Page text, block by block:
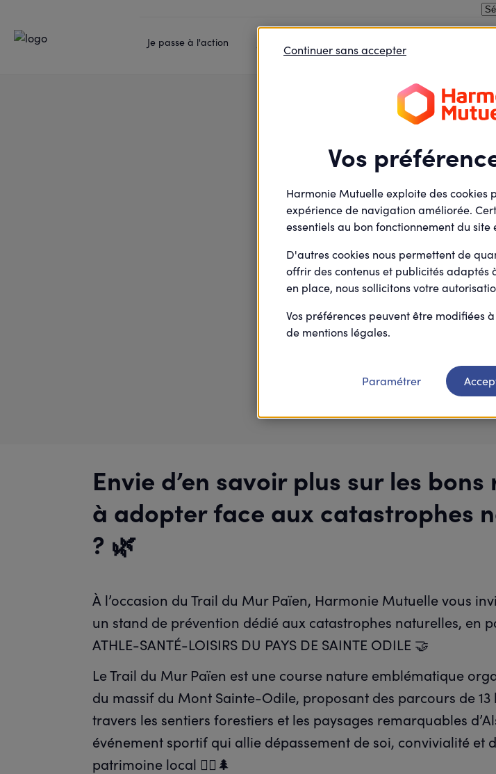
Je passe à l'action
67 : Trail du mur paien
Samedi
11
Juillet
Envie d’en savoir plus sur les bons
à adopter face aux catastrophes
? 🌿
À l’occasion du Trail du Mur Païen, Harmonie Mutuelle vous
un stand de prévention dédié aux catastrophes naturelles, en
ATHLE-SANTÉ-LOISIRS DU PAYS DE SAINTE ODILE 🤝
Le Trail du Mur Païen est une course nature emblématique
du massif du Mont Sainte-Odile, proposant des parcours de 13
travers les sentiers forestiers et les paysages remarquables
événement sportif qui allie dépassement de soi, convivialité et
patrimoine local 🏃‍♀️🌲
Vos
Harmonie Mutuelle exploite des cookies
expérience de navigation améliorée.
essentiels au bon fonctionnement du site
D'autres cookies nous permettent de
offrir des contenus et publicités adaptés
en place, nous sollicitons votre
Vos préférences peuvent être modifiées
de mentions légales.
Continuer sans accepter
Paramétrer